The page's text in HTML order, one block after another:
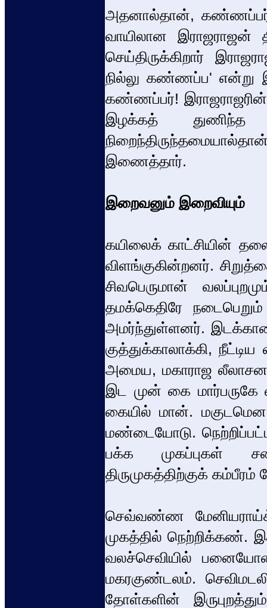
அதனால்தான், கண்ணப்பர்
வாயிலான இராஜராஜன்
செய்திருக்கிறார்
நில்லு கண்ணப்ப' என்று
கண்ணப்பர்!
இழக்கத்
இணைத்தார்.
இறைவனும் இறைவியும்
கயிலைக் காட்சியின்
விளங்குகின்றனர்.
சிவபெருமான்
தமக்கெதிரே
அமர்ந்துள்ளனர்.
குத்துக்காலாக்கி,
அமைய, மகாராஜ
இட முன் கை மார்பருகே
கையில் மான். மகுடமென
மண்டையோடு.
பக்க முகப்புகள்
திருமுகத்திற்குக்
செவ்வண்ண மேனியராய்க்
முகத்தில் நெற்றிக்கண்.
வலச்செவியில்
மகரகுண்டலம்.
தோள்களின்